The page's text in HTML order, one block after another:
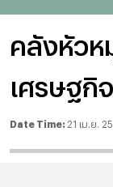
คลังหัวห
เศรษฐกิจ
Date Time: 21 เม.ย.